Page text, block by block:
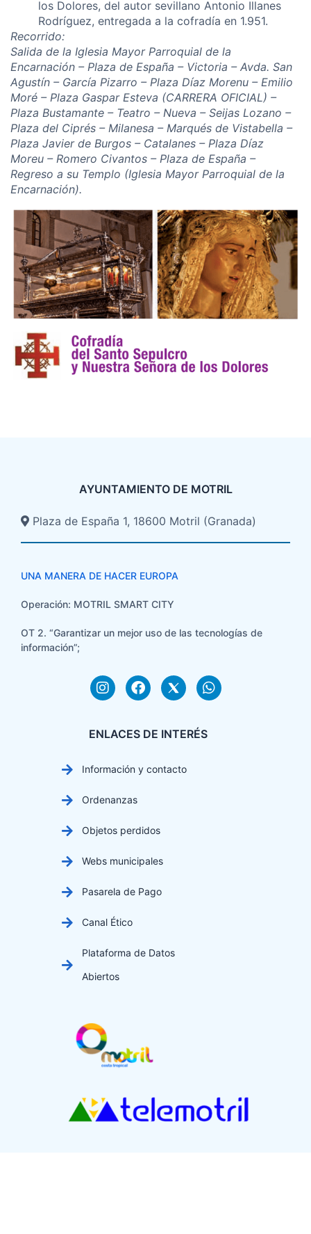
los Dolores, del autor sevillano Antonio Illanes
Rodríguez, entregada a la cofradía en 1.951.
Recorrido:
Salida de la Iglesia Mayor Parroquial de la
Encarnación – Plaza de España – Victoria – Avda. San
Agustín – García Pizarro – Plaza Díaz Morenu – Emilio
Moré – Plaza Gaspar Esteva (CARRERA OFICIAL) –
Plaza Bustamante – Teatro – Nueva – Seijas Lozano –
Plaza del Ciprés – Milanesa – Marqués de Vistabella –
Plaza Javier de Burgos – Catalanes – Plaza Díaz
Moreu – Romero Civantos – Plaza de España –
Regreso a su Templo (Iglesia Mayor Parroquial de la
Encarnación).
AYUNTAMIENTO DE MOTRIL
Plaza de España 1, 18600 Motril (Granada)​
UNA MANERA DE HACER EUROPA
Operación: MOTRIL SMART CITY
OT 2. “Garantizar un mejor uso de las tecnologías de
información”;
ENLACES DE INTERÉS
Información y contacto
Ordenanzas
Objetos perdidos
Webs municipales
Pasarela de Pago
Canal Ético
Plataforma de Datos
Abiertos